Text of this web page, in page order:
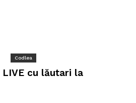
Codlea
LIVE cu lăutari la